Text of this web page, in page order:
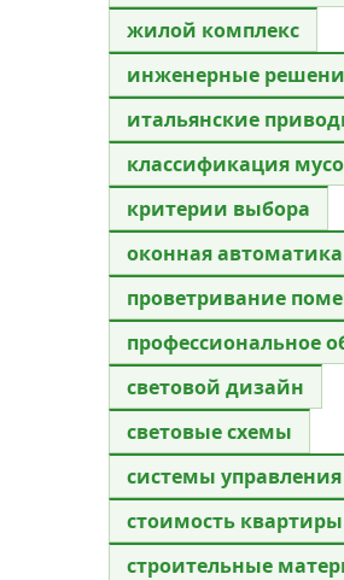
жилой комплекс
инженерные
итальянские
классификация
критерии выбора
оконная автоматика
проветривание
профессиональное
световой дизайн
световые схемы
системы управления
стоимость квартиры
строительные